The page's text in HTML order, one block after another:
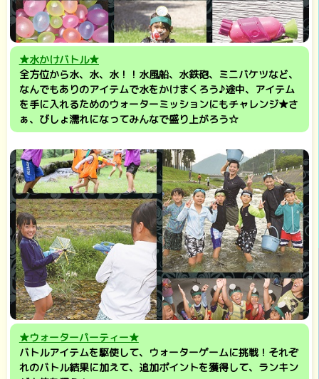
★水かけバトル★
全方位から水、水、水！！水風船、水鉄砲、ミニバケツなど、
なんでもありのアイテムで水をかけまくろう♪途中、アイテム
を手に入れるためのウォーターミッションにもチャレンジ★さ
ぁ、びしょ濡れになってみんなで盛り上がろう☆
★ウォーターパーティー★
バトルアイテムを駆使して、ウォーターゲームに挑戦！それぞ
れのバトル結果に加えて、追加ポイントを獲得して、ランキン